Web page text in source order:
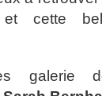
cette
galerie